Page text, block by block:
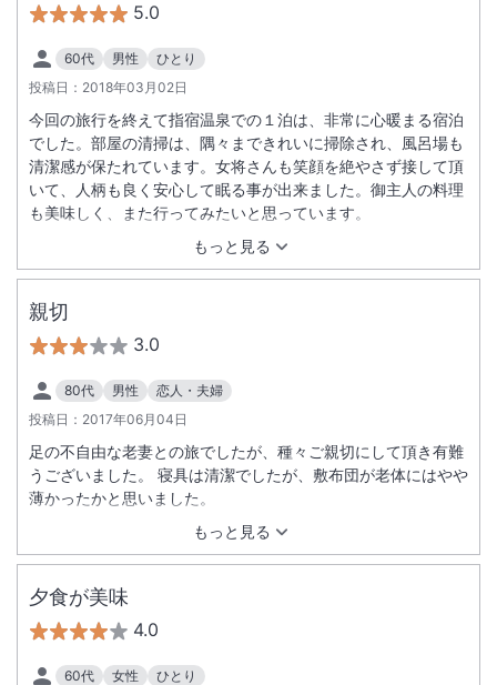
5.0
60代 男性
ひとり
投稿日： 2018年03月02日
もっと見る
今回の旅行を終えて指宿温泉での１泊は、非常に心暖まる宿泊
でした。部屋の清掃は、隅々まできれいに掃除され、風呂場も
清潔感が保たれています。女将さんも笑顔を絶やさず接して頂
いて、人柄も良く安心して眠る事が出来ました。御主人の料理
も美味しく、また行ってみたいと思っています。
親切
3.0
80代 男性
恋人・夫婦
投稿日： 2017年06月04日
もっと見る
足の不自由な老妻との旅でしたが、種々ご親切にして頂き有難
うございました。 寝具は清潔でしたが、敷布団が老体にはやや
薄かったかと思いました。
夕食が美味
4.0
60代 女性
ひとり